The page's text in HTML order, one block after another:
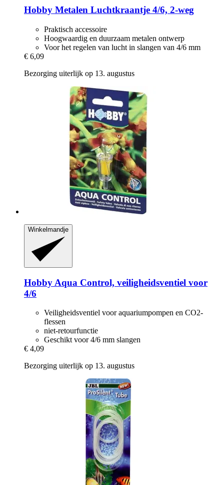
Hobby Metalen Luchtkraantje 4/6, 2-​weg
Praktisch accessoire
Hoogwaardig en duurzaam metalen ontwerp
Voor het regelen van lucht in slangen van 4/6 mm
€ 6,09
Bezorging uiterlijk op 13. augustus
Winkelmandje
Hobby Aqua Control, veiligheidsventiel voor
4/6
Veiligheidsventiel voor aquariumpompen en CO2-
flessen
niet-retourfunctie
Geschikt voor 4/6 mm slangen
€ 4,09
Bezorging uiterlijk op 13. augustus